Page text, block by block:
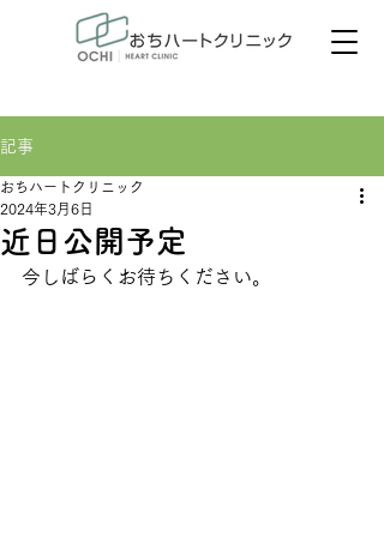
記事
近日公開予定
おちハートクリニック
2024年3月6日
今しばらくお待ちください。